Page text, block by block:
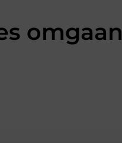
omgaan